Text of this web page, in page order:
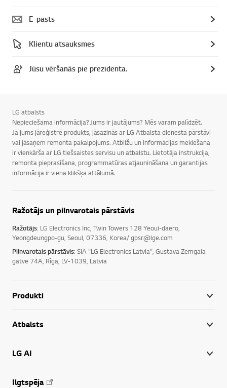
E-pasts
Klientu atsauksmes
Jūsu vēršanās pie prezidenta.
LG atbalsts
Nepieciešama informācija? Jums ir jautājums? Mēs varam palīdzēt.
Ja jums jāreģistrē produkts, jāsazinās ar LG Atbalsta dienesta pārstāvi
vai jāsaņem remonta pakalpojums. Atbilžu un informācijas meklēšana
ir vienkārša ar LG tiešsaistes servisu un atbalstu. Lietotāja instrukcija,
remonta pieprasīšana, programmatūras atjaunināšana un garantijas
informācija ir viena klikšķa attālumā.
Ražotājs un pilnvarotais pārstāvis
Ražotājs: LG Electronics Inc, Twin Towers 128 Yeoui-daero,
Yeongdeungpo-gu, Seoul, 07336, Korea/ gpsr@lge.com
Pilnvarotais pārstāvis: SIA "LG Electronics Latvia", Gustava Zemgala
gatve 74A, Rīga, LV-1039, Latvia
Produkti
Atbalsts
LG AI
Ilgtspēja